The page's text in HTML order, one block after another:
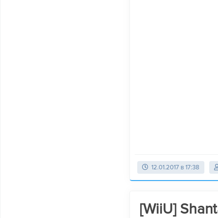
12.01.2017 в 17:38
[WiiU]